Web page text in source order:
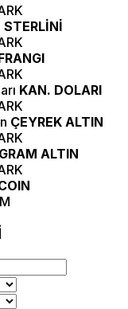
STERLİNİ
KAN. DOLARI
ÇEYREK ALTIN
GRAM ALTIN